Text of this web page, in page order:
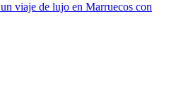
viaje de lujo en Marruecos con